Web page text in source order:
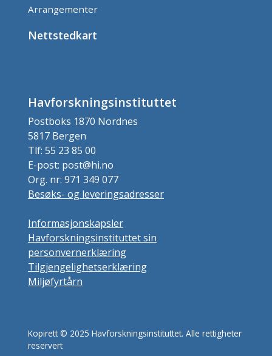
Arrangementer
Nettstedkart
Havforskningsinstituttet
Postboks 1870 Nordnes
5817 Bergen
Tlf: 55 23 85 00
E-post: post@hi.no
Org. nr: 971 349 077
Besøks- og leveringsadresser
Informasjonskapsler
Havforskningsinstituttet sin
personvernerklæring
Tilgjengelighetserklæring
Miljøfyrtårn
Kopirett © 2025 Havforskningsinstituttet. Alle rettigheter
reservert